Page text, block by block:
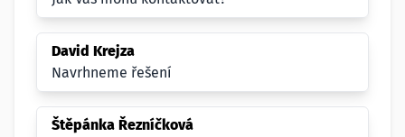
David Krejza
Navrhneme řešení
Štěpánka Řezníčková